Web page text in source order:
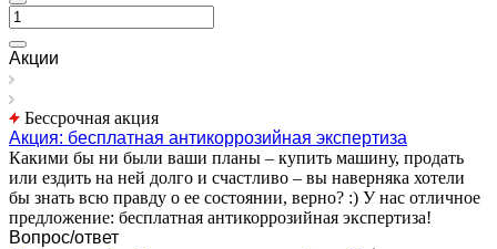
Акции
Бессрочная акция
Акция: бесплатная антикоррозийная экспертиза
Какими бы ни были ваши планы – купить машину, продать
или ездить на ней долго и счастливо – вы наверняка хотели
бы знать всю правду о ее состоянии, верно? :) У нас отличное
предложение: бесплатная антикоррозийная экспертиза!
Вопрос/ответ